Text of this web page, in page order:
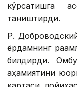
кўрсатишга
таништирди.
Р.
ёрдамнинг
билдирди.
аҳамиятини
картаси